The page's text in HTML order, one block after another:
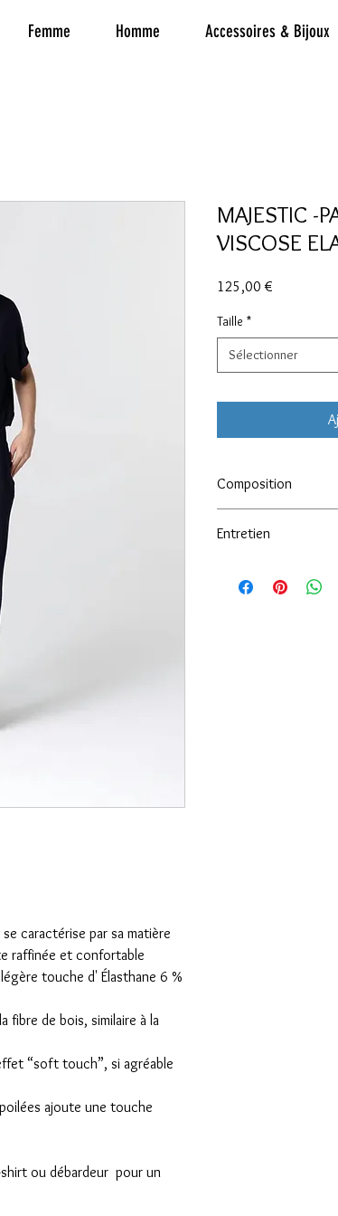
Femme Homme Accessoires & Bijoux
caractérise par sa matière
raffinée et confortable
touche d' Élasthane 6 %
fibre de bois, similaire à la
“soft touch”, si agréable
ajoute une touche
ou débardeur pour un
MAJESTIC -
VISCOSE
125,00 €
Taille *
Sélectionner
Composition
94% Viscose / 6%
Entretien